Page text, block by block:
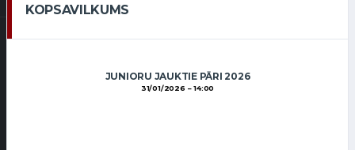
KOPSAVILKUMS
JUNIORU JAUKTIE PĀRI 2026
31/01/2026 14:00